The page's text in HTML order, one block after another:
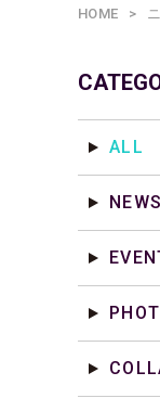
HOME
ALL
NEWS